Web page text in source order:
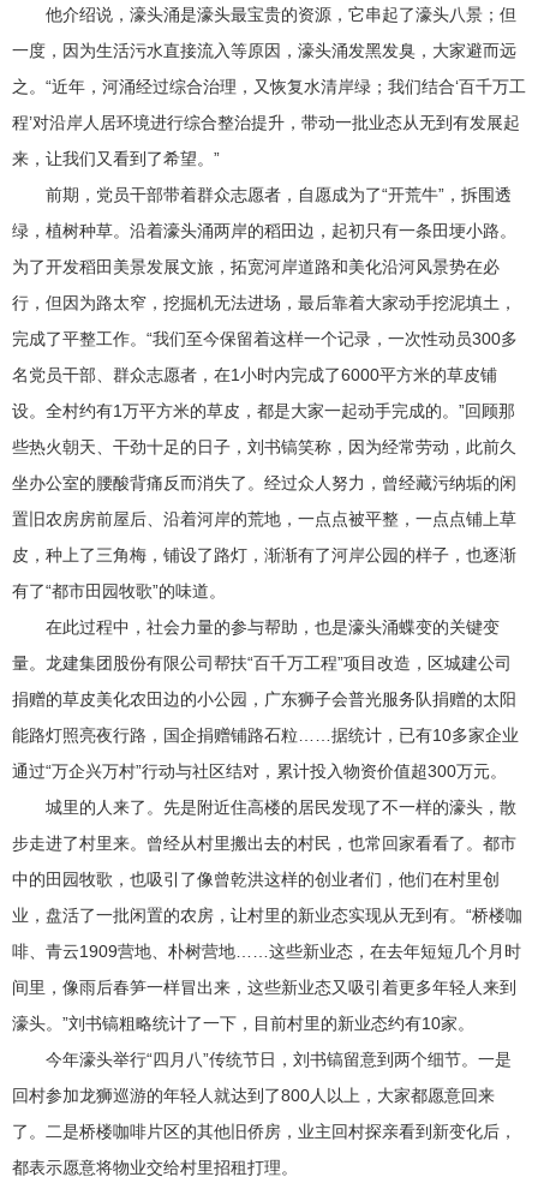
他介绍说，濠头涌是濠头最宝贵的资源，它串起了濠头八景；但
一度，因为生活污水直接流入等原因，濠头涌发黑发臭，大家避而远
之。“近年，河涌经过综合治理，又恢复水清岸绿；我们结合‘百千万工
程’对沿岸人居环境进行综合整治提升，带动一批业态从无到有发展起
来，让我们又看到了希望。”
前期，党员干部带着群众志愿者，自愿成为了“开荒牛”，拆围透
绿，植树种草。沿着濠头涌两岸的稻田边，起初只有一条田埂小路。
为了开发稻田美景发展文旅，拓宽河岸道路和美化沿河风景势在必
行，但因为路太窄，挖掘机无法进场，最后靠着大家动手挖泥填土，
完成了平整工作。“我们至今保留着这样一个记录，一次性动员300多
名党员干部、群众志愿者，在1小时内完成了6000平方米的草皮铺
设。全村约有1万平方米的草皮，都是大家一起动手完成的。”回顾那
些热火朝天、干劲十足的日子，刘书镐笑称，因为经常劳动，此前久
坐办公室的腰酸背痛反而消失了。经过众人努力，曾经藏污纳垢的闲
置旧农房房前屋后、沿着河岸的荒地，一点点被平整，一点点铺上草
皮，种上了三角梅，铺设了路灯，渐渐有了河岸公园的样子，也逐渐
有了“都市田园牧歌”的味道。
在此过程中，社会力量的参与帮助，也是濠头涌蝶变的关键变
量。龙建集团股份有限公司帮扶“百千万工程”项目改造，区城建公司
捐赠的草皮美化农田边的小公园，广东狮子会普光服务队捐赠的太阳
能路灯照亮夜行路，国企捐赠铺路石粒……据统计，已有10多家企业
通过“万企兴万村”行动与社区结对，累计投入物资价值超300万元。
城里的人来了。先是附近住高楼的居民发现了不一样的濠头，散
步走进了村里来。曾经从村里搬出去的村民，也常回家看看了。都市
中的田园牧歌，也吸引了像曾乾洪这样的创业者们，他们在村里创
业，盘活了一批闲置的农房，让村里的新业态实现从无到有。“桥楼咖
啡、青云1909营地、朴树营地……这些新业态，在去年短短几个月时
间里，像雨后春笋一样冒出来，这些新业态又吸引着更多年轻人来到
濠头。”刘书镐粗略统计了一下，目前村里的新业态约有10家。
今年濠头举行“四月八”传统节日，刘书镐留意到两个细节。一是
回村参加龙狮巡游的年轻人就达到了800人以上，大家都愿意回来
了。二是桥楼咖啡片区的其他旧侨房，业主回村探亲看到新变化后，
都表示愿意将物业交给村里招租打理。